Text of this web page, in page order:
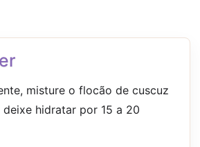
misture o flocão de cuscuz
hidratar por 15 a 20